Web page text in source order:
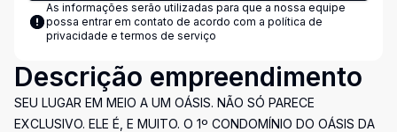
As informações serão utilizadas para que a nossa equipe
possa entrar em contato de acordo com a política de
privacidade e termos de serviço
Descrição empreendimento
SEU LUGAR EM MEIO A UM OÁSIS. NÃO SÓ PARECE
EXCLUSIVO. ELE É, E MUITO. O 1º CONDOMÍNIO DO OÁSIS DA